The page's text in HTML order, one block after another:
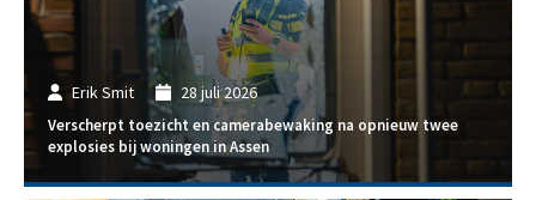
Erik Smit 28 juli 2026
Verscherpt toezicht en camerabewaking na opnieuw twee
explosies bij woningen in Assen